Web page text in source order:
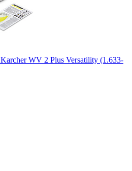
WV 2 Plus Versatility (1.633-